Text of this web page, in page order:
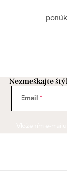
Nezmeškajte
Email